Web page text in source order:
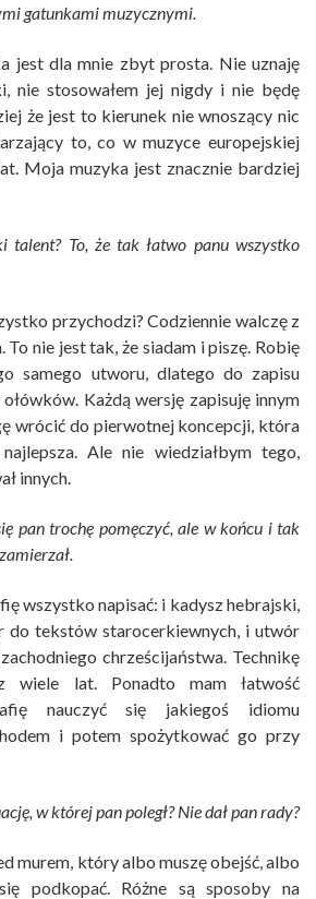
gatunkami muzycznymi.
jest dla mnie zbyt prosta. Nie uznaję
nie stosowałem jej nigdy i nie będę
że jest to kierunek nie wnoszący nic
to, co w muzyce europejskiej
Moja muzyka jest znacznie bardziej
talent? To, że tak łatwo panu wszystko
przychodzi? Codziennie walczę z
To nie jest tak, że siadam i piszę. Robię
samego utworu, dlatego do zapisu
Każdą wersję zapisuję innym
wrócić do pierwotnej koncepcji, która
Ale nie wiedziałbym tego,
innych.
pan trochę pomęczyć, ale w końcu i tak
wszystko napisać: i kadysz hebrajski,
do tekstów starocerkiewnych, i utwór
chrześcijaństwa. Technikę
wiele lat. Ponadto mam łatwość
nauczyć się jakiegoś idiomu
i potem spożytkować go przy
w której pan poległ? Nie dał pan rady?
murem, który albo muszę obejść, albo
podkopać. Różne są sposoby na